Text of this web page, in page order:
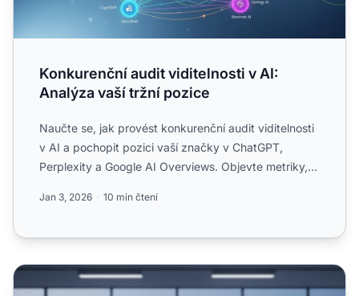
Konkurenční audit viditelnosti v AI:
Analýza vaší tržní pozice
Naučte se, jak provést konkurenční audit viditelnosti
v AI a pochopit pozici vaší značky v ChatGPT,
Perplexity a Google AI Overviews. Objevte metriky,
Jan 3, 2026 10 min čtení
Nástroje pro konkurenční analýzu v AI